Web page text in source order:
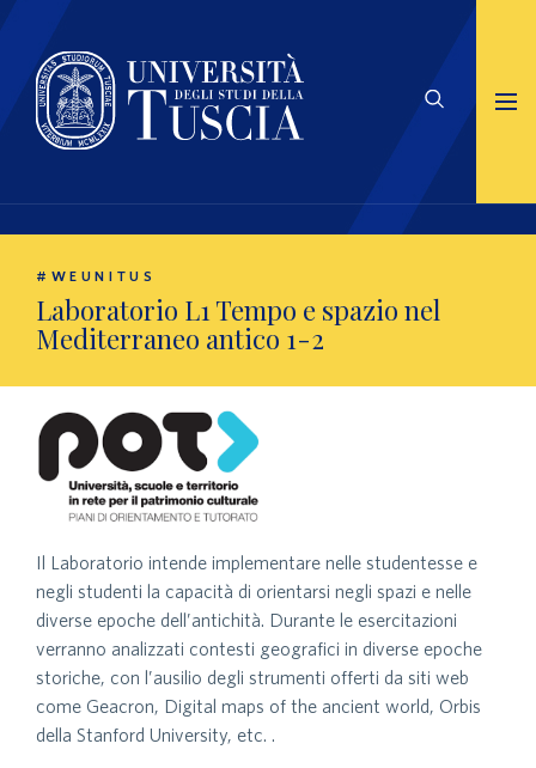
#WEUNITUS
Laboratorio L1 Tempo e spazio nel
Mediterraneo antico 1-2
Il Laboratorio intende implementare nelle studentesse e
negli studenti la capacità di orientarsi negli spazi e nelle
diverse epoche dell’antichità. Durante le esercitazioni
verranno analizzati contesti geografici in diverse epoche
storiche, con l’ausilio degli strumenti offerti da siti web
come Geacron, Digital maps of the ancient world, Orbis
della Stanford University, etc.